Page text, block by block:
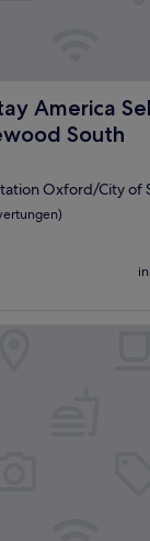
America
South
Select
Oxford/City of
by